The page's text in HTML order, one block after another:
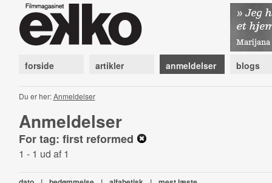
forside artikler anmeldelser blogs
Du er her:Anmeldelser
Anmeldelser
For tag: first reformed
1 - 1 ud af 1